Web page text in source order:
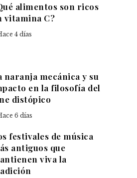
alimentos son ricos
vitamina C?
4 días
naranja mecánica y su
en la filosofía del
distópico
6 días
festivales de música
antiguos que
viva la